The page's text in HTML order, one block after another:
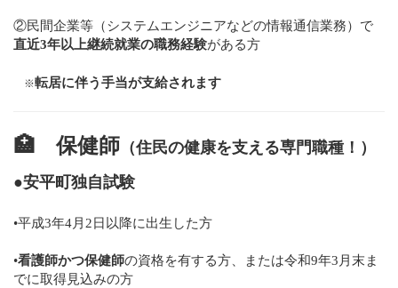
②民間企業等（システムエンジニアなどの情報通信業務）で
直近3年以上継続就業の職務経験がある方
※転居に伴う手当が支給されます
🏥 保健師 （住民の健康を支える専門職種！）
●安平町独自試験
•平成3年4月2日以降に出生した方
•看護師かつ保健師の資格を有する方、または令和9年3月末ま
でに取得見込みの方